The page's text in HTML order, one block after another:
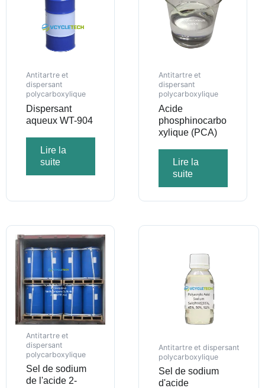
Antitartre et
dispersant
polycarboxylique
Dispersant
aqueux WT-904
Lire la
suite
Antitartre et
dispersant
polycarboxylique
Acide
phosphinocarbo
xylique (PCA)
Lire la
suite
Antitartre et
dispersant
polycarboxylique
Sel de sodium
de l'acide 2-
Antitartre et dispersant
polycarboxylique
Sel de sodium
d'acide